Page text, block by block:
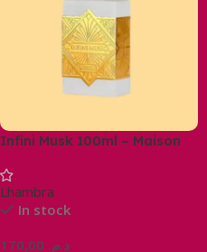
Infini Musk 100ml – Maison
Lhambra
In stock
د.م.